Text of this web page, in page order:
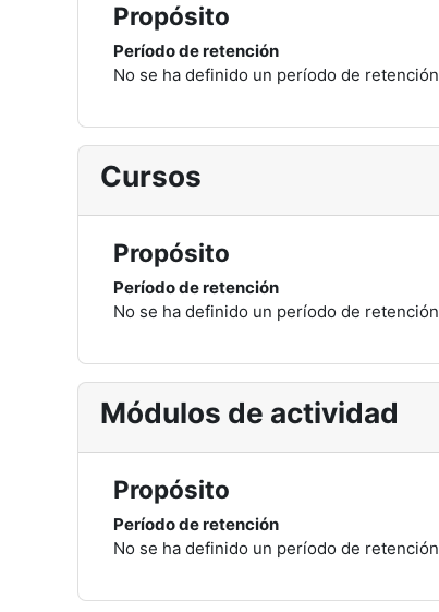
Propósito
Período de retención
No se ha definido un período de retención
Cursos
Propósito
Período de retención
No se ha definido un período de retención
Módulos de actividad
Propósito
Período de retención
No se ha definido un período de retención